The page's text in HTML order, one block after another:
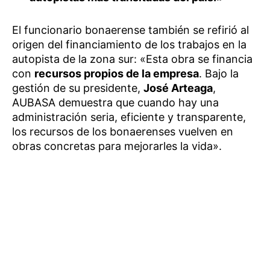
El funcionario bonaerense también se refirió al
origen del financiamiento de los trabajos en la
autopista de la zona sur: «Esta obra se financia
con recursos propios de la empresa. Bajo la
gestión de su presidente, José Arteaga,
AUBASA demuestra que cuando hay una
administración seria, eficiente y transparente,
los recursos de los bonaerenses vuelven en
obras concretas para mejorarles la vida».